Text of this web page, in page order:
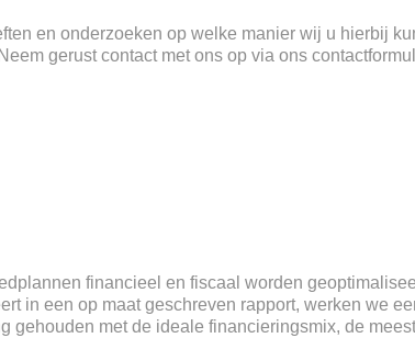
en onderzoeken op welke manier wij u hierbij
gerust contact met ons op via ons
financieel en fiscaal worden
in een op maat geschreven rapport, werken we
gehouden met de ideale financieringsmix, de